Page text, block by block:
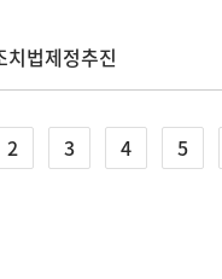
법제정추진
2 3 4 5